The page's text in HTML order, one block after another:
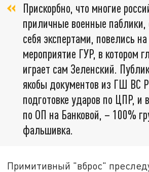
Прискорбно, что многие
приличные военные
себя экспертами, повелись
мероприятие ГУР, в котором
играет сам Зеленский.
якобы документов из ГШ ВС
подготовке ударов по ЦПР, и
по ОП на Банковой, – 100%
фальшивка.
Примитивный "вброс"